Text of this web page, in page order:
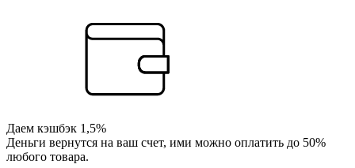
Даем кэшбэк 1,5%
Деньги вернутся на ваш счет, ими можно оплатить до 50%
любого товара.